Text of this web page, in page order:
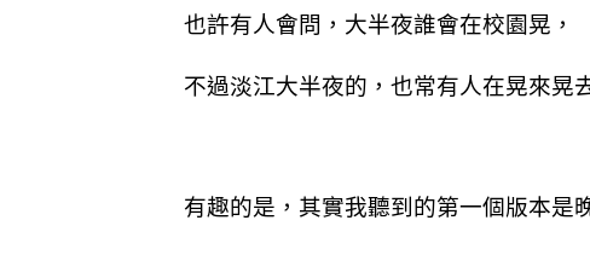
也許有人會問，大半夜誰會在校園晃，
不過淡江大半夜的，也常有人在晃來晃
有趣的是，其實我聽到的第一個版本是